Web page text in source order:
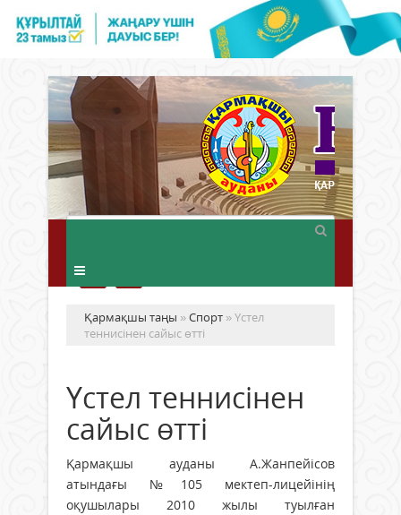
Қармақшы таңы »Спорт » Үстел
теннисінен сайыс өтті
Үстел теннисінен
сайыс өтті
Қармақшы ауданы А.Жанпейісов
атындағы №105 мектеп-лицейінің
оқушылары 2010 жылы туылған